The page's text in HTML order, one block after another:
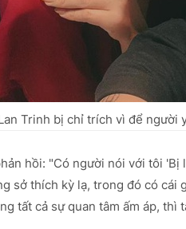
Trinh bị chỉ trích vì để người
hồi: "Có người nói với tôi
sở thích kỳ lạ, trong đó có
tất cả sự quan tâm ấm áp,